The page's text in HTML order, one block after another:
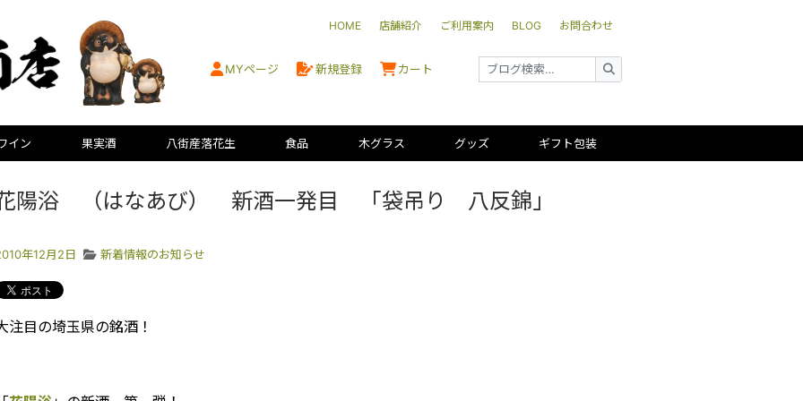
HOME 店舗紹介 ご利用案内 BLOG お問合わせ
MYページ 新規登録 カート
イン 果実酒 八街産落花生 食品 木グラス グッズ ギフト包装
陽浴 （はなあび） 新酒一発目 「袋吊り 八反錦」
年12月2日 新着情報のお知らせ
注目の埼玉県の銘酒！